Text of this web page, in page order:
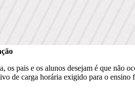
pais e os alunos desejam é que não
de carga horária exigido para o ensino